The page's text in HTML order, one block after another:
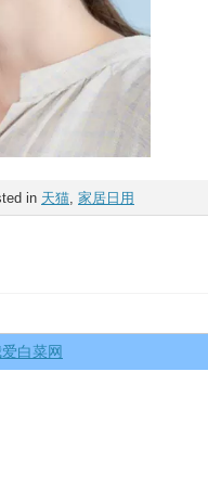
in 天猫, 家居日用
白菜网